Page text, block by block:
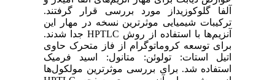
آلفا گلوکوزیداز مورد بررسی قرار گرفتند.
ترکیبات شیمیایی موثرترین نسخه در مهار این
آنزیم‌ها با استفاده از روش HPTLC جدا شدند.
برای توسعه کروماتوگرام از فاز متحرک حاوی
اتیل استات: تولوئن: متانول: اسید فرمیک
استفاده شد. برای بررسی موثرترین مولکول‌ها